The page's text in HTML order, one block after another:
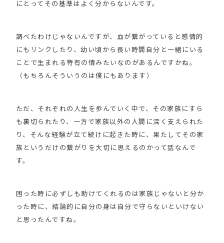
にとってその基準はよく分からないんです。
調べたわけじゃないんですが、血が繋がっていると感情的
にもリンクしたり、幼い頃から長い時間自分と一緒にいる
ことで生まれる特有の情みたいなのがあるんですかね。
（もちろんそういうのは僕にもあります）
ただ、それぞれの人生を歩んでいく中で、その家族にすら
も裏切られたり、一方で家族以外の人間に深く支えられた
り、そんな経験が立て続けに起きた時に、果たしてその家
族というだけの繋がりを大切に思えるのかって話なんで
す。
困った時に必ずしも助けてくれるのは家族じゃないと分か
った時に、結論的に自分の身は自分で守らないといけない
と思ったんですね。